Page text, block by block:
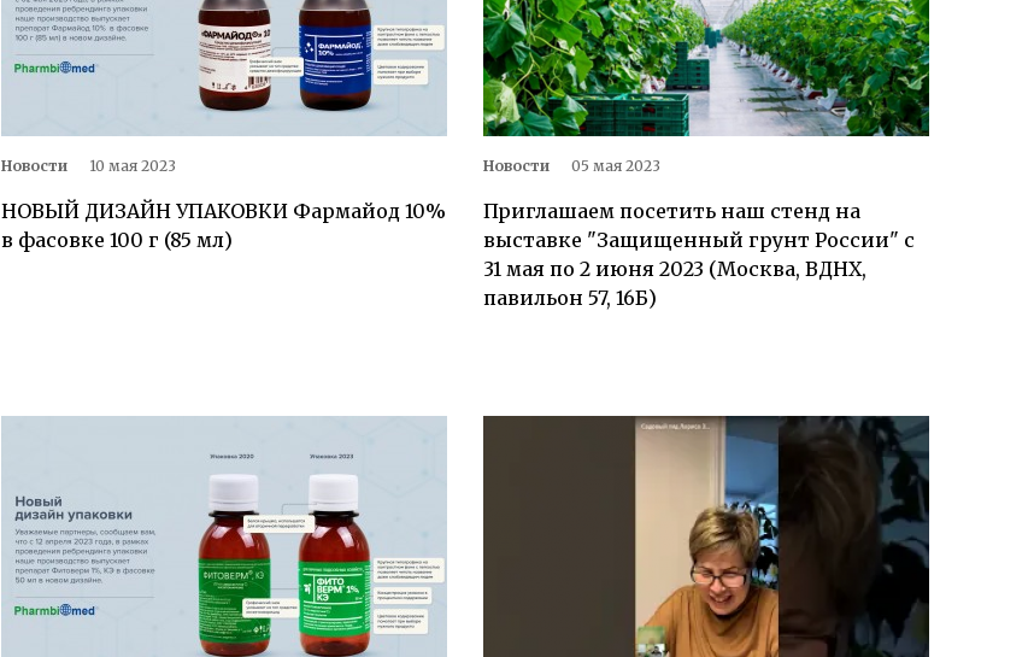
Новости 10 мая 2023
НОВЫЙ ДИЗАЙН УПАКОВКИ Фармайод 10%
в фасовке 100 г (85 мл)
Новости 05 мая 2023
Приглашаем посетить наш стенд на
выставке "Защищенный грунт России" с
31 мая по 2 июня 2023 (Москва, ВДНХ,
павильон 57, 16Б)